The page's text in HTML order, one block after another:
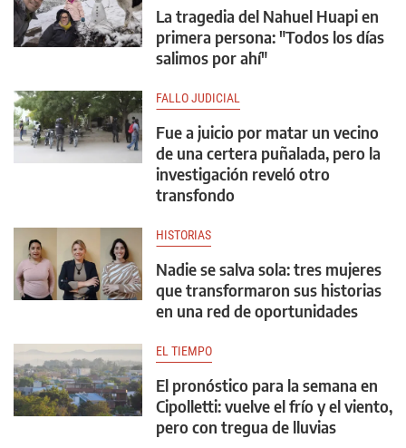
La tragedia del Nahuel Huapi en
primera persona: "Todos los días
salimos por ahí"
FALLO JUDICIAL
Fue a juicio por matar un vecino
de una certera puñalada, pero la
investigación reveló otro
transfondo
HISTORIAS
Nadie se salva sola: tres mujeres
que transformaron sus historias
en una red de oportunidades
EL TIEMPO
El pronóstico para la semana en
Cipolletti: vuelve el frío y el viento,
pero con tregua de lluvias